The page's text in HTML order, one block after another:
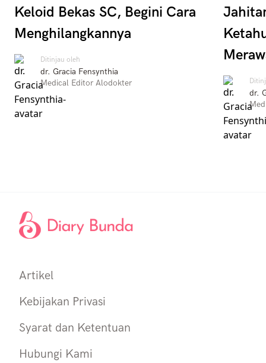
Keloid Bekas SC, Begini Cara
Menghilangkannya
Ditinjau oleh
dr. Gracia Fensynthia
Medical Editor Alodokter
dr.
Artikel
Kebijakan Privasi
Syarat dan Ketentuan
Hubungi Kami